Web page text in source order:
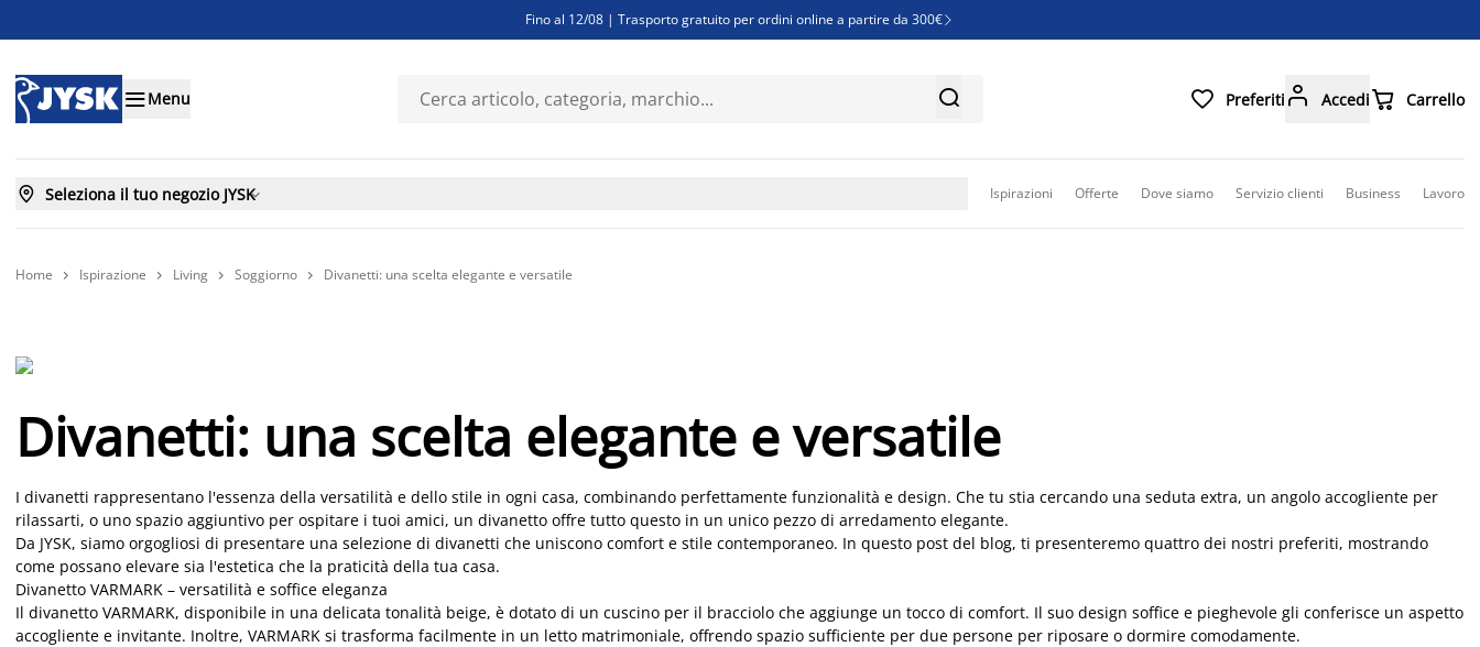
Fino al 12/08 | Trasporto gratuito per ordini online a partire da 300€ 
Finanziamenti - Scegli il piano di rimborso più adatto a te
Menu   Preferiti  Accedi Carrello
 Seleziona il tuo negozio JYSK Ispirazioni Offerte Dove siamo Servizio clienti Business Lavoro
Home  Ispirazione  Living  Soggiorno  Divanetti: una scelta elegante e versatile
Divanetti: una scelta elegante e versatile
I divanetti rappresentano l'essenza della versatilità e dello stile in ogni casa, combinando perfettamente funzionalità e design. Che tu stia cercando una seduta extra, un angolo accogliente per
rilassarti, o uno spazio aggiuntivo per ospitare i tuoi amici, un divanetto offre tutto questo in un unico pezzo di arredamento elegante.
Da JYSK, siamo orgogliosi di presentare una selezione di divanetti che uniscono comfort e stile contemporaneo. In questo post del blog, ti presenteremo quattro dei nostri preferiti, mostrando
come possano elevare sia l'estetica che la praticità della tua casa.
Divanetto VARMARK – versatilità e soffice eleganza
Il divanetto VARMARK, disponibile in una delicata tonalità beige, è dotato di un cuscino per il bracciolo che aggiunge un tocco di comfort. Il suo design soffice e pieghevole gli conferisce un aspetto
accogliente e invitante. Inoltre, VARMARK si trasforma facilmente in un letto matrimoniale, offrendo spazio sufficiente per due persone per riposare o dormire comodamente.